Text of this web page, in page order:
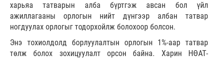
харьяа татварын алба бүртгэж авсан бол үйл
ажиллагааны орлогын нийт дүнгээр албан татвар
ногдуулах орлогыг тодорхойлж болохоор болсон.
Энэ тохиолдолд борлуулалтын орлогын 1%-аар татвар
төлж болох зохицуулалт орсон байна. Харин НӨАТ-